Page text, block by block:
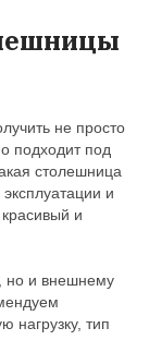
не просто
подходит под
столешница
и
и
но и внешнему
нагрузку, тип